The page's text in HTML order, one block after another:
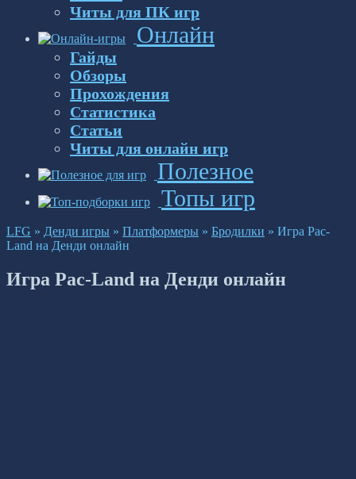
Читы для ПК игр
Онлайн
Гайды
Обзоры
Прохождения
Статистика
Статьи
Читы для онлайн игр
Полезное
Топы игр
LFG » Денди игры » Платформеры » Бродилки » Игра Pac-
Land на Денди онлайн
Игра Pac-Land на Денди онлайн